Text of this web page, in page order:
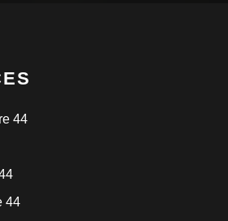
44
44